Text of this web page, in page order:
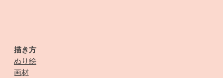
描き方
ぬり絵
画材